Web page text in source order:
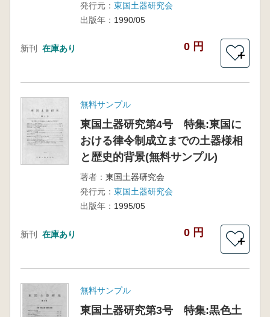
発行元： 東国土器研究会
出版年： 1990/05
新刊 在庫あり 0 円
＋
無料サンプル
東国土器研究第4号 特集:東国に
おける律令制成立までの土器様相
と歴史的背景(無料サンプル)
著者： 東国土器研究会
発行元： 東国土器研究会
出版年： 1995/05
新刊 在庫あり 0 円
＋
無料サンプル
東国土器研究第3号 特集:黒色土